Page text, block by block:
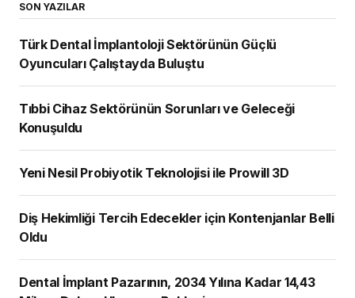
SON YAZILAR
Türk Dental İmplantoloji Sektörünün Güçlü
Oyuncuları Çalıştayda Buluştu
Tıbbi Cihaz Sektörünün Sorunları ve Geleceği
Konuşuldu
Yeni Nesil Probiyotik Teknolojisi ile Prowill 3D
Diş Hekimliği Tercih Edecekler için Kontenjanlar Belli
Oldu
Dental İmplant Pazarının, 2034 Yılına Kadar 14,43